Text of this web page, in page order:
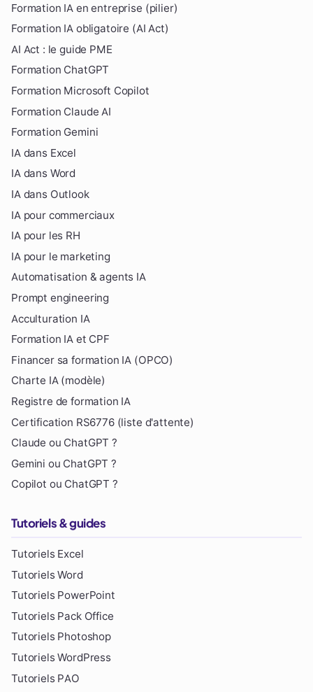
Formation IA en entreprise (pilier)
Formation IA obligatoire (AI Act)
AI Act : le guide PME
Formation ChatGPT
Formation Microsoft Copilot
Formation Claude AI
Formation Gemini
IA dans Excel
IA dans Word
IA dans Outlook
IA pour commerciaux
IA pour les RH
IA pour le marketing
Automatisation & agents IA
Prompt engineering
Acculturation IA
Formation IA et CPF
Financer sa formation IA (OPCO)
Charte IA (modèle)
Registre de formation IA
Certification RS6776 (liste d'attente)
Claude ou ChatGPT ?
Gemini ou ChatGPT ?
Copilot ou ChatGPT ?
Tutoriels & guides
Tutoriels Excel
Tutoriels Word
Tutoriels PowerPoint
Tutoriels Pack Office
Tutoriels Photoshop
Tutoriels WordPress
Tutoriels PAO